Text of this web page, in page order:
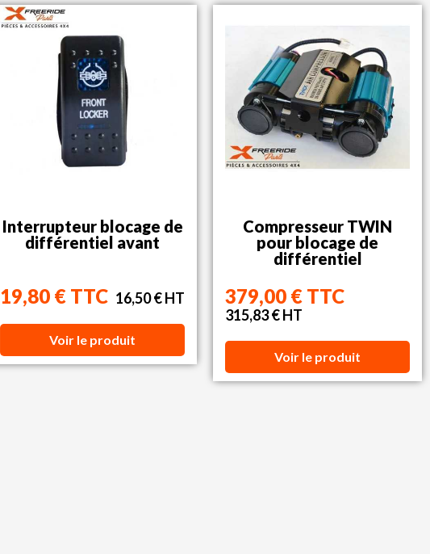
Interrupteur blocage de
différentiel avant
19,80 € TTC 16,50 € HT
Voir le produit
Compresseur TWIN
pour blocage de
différentiel
379,00 € TTC
315,83 € HT
Voir le produit